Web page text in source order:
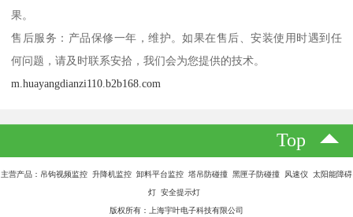
果。
售后服务：产品保修一年，维护。如果在售后、安装使用时遇到任
何问题，请及时联系安拾，我们会为您提供的技术。
m.huayangdianzi110.b2b168.com
Top
主营产品：吊钩视频监控 升降机监控 卸料平台监控 塔吊防碰撞 黑匣子防碰撞 风速仪 太阳能障碍
灯 安全提示灯
版权所有：上海宇叶电子科技有限公司